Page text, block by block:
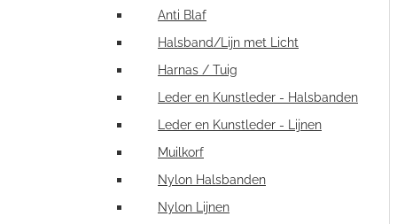
Anti Blaf
Halsband/Lijn met Licht
Harnas / Tuig
Leder en Kunstleder - Halsbanden
Leder en Kunstleder - Lijnen
Muilkorf
Nylon Halsbanden
Nylon Lijnen